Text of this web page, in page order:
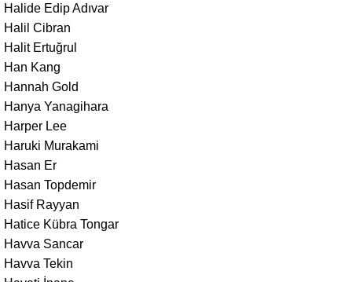
Halide Edip Adıvar
Halil Cibran
Halit Ertuğrul
Han Kang
Hannah Gold
Hanya Yanagihara
Harper Lee
Haruki Murakami
Hasan Er
Hasan Topdemir
Hasif Rayyan
Hatice Kübra Tongar
Havva Sancar
Havva Tekin